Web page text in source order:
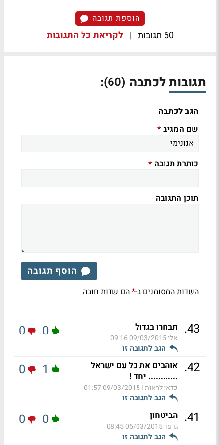
הוספת תגובה
60 תגובות | לקריאת כל התגובות
תגובות לכתבה (60)
:
הגב לכתבה
שם המגיב *
כותרת תגובה *
תוכן התגובה
הוסף תגובה
השדות המסומנים ב-*הם שדות חובה
43
. תבחרו בגדול
אלי09/03/2015 09:16
הגב לתגובה זו
0
0
42
. אוהבים את כל עם ישראל
............ יחד !
כדאי לראות !09/03/2015 01:57
הגב לתגובה זו
1
0
41
. הביטחון
גדעון05/03/2015 08:45
הגב לתגובה זו
0
0